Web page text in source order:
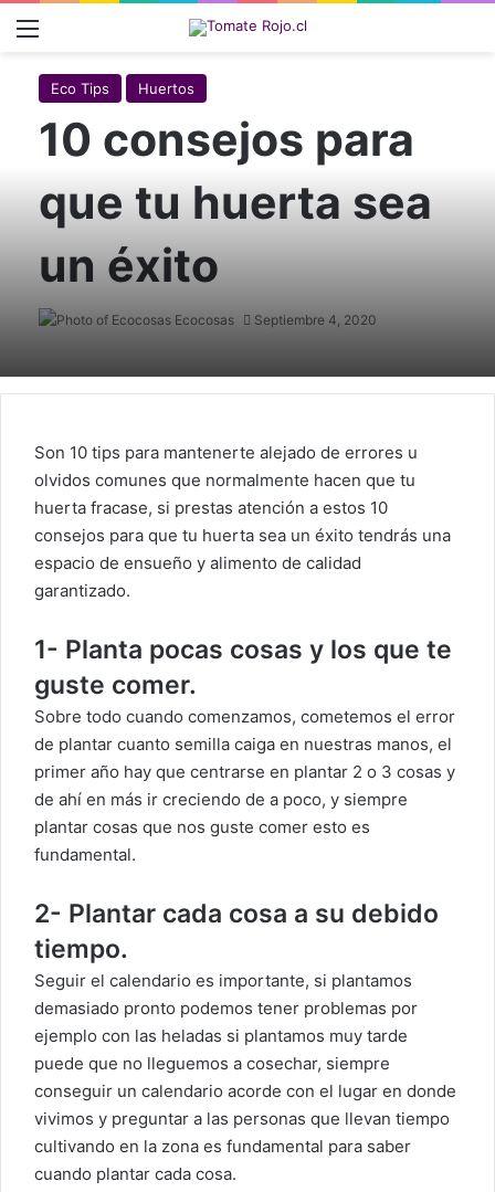
Eco Tips Huertos
10 consejos para
que tu huerta sea
un éxito
Ecocosas Septiembre 4, 2020
Son 10 tips para mantenerte alejado de errores u
olvidos comunes que normalmente hacen que tu
huerta fracase, si prestas atención a estos 10
consejos para que tu huerta sea un éxito tendrás una
espacio de ensueño y alimento de calidad
garantizado.
1- Planta pocas cosas y los que te
guste comer.
Sobre todo cuando comenzamos, cometemos el error
de plantar cuanto semilla caiga en nuestras manos, el
primer año hay que centrarse en plantar 2 o 3 cosas y
de ahí en más ir creciendo de a poco, y siempre
plantar cosas que nos guste comer esto es
fundamental.
2- Plantar cada cosa a su debido
tiempo.
Seguir el calendario es importante, si plantamos
demasiado pronto podemos tener problemas por
ejemplo con las heladas si plantamos muy tarde
puede que no lleguemos a cosechar, siempre
conseguir un calendario acorde con el lugar en donde
vivimos y preguntar a las personas que llevan tiempo
cultivando en la zona es fundamental para saber
cuando plantar cada cosa.